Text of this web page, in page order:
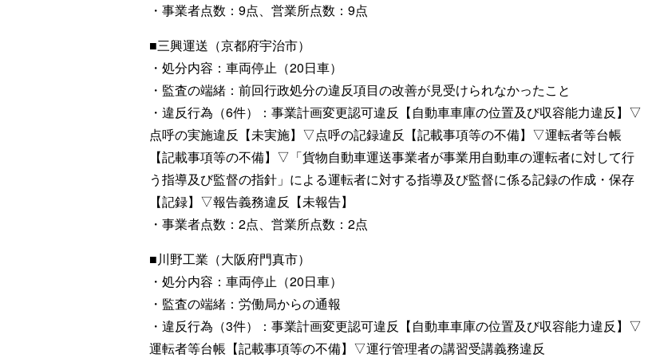
・事業者点数：9点、営業所点数：9点
■三興運送（京都府宇治市）
・処分内容：車両停止（20日車）
・監査の端緒：前回行政処分の違反項目の改善が見受けられなかったこと
・違反行為（6件）：事業計画変更認可違反【自動車車庫の位置及び収容能力違反】▽
点呼の実施違反【未実施】▽点呼の記録違反【記載事項等の不備】▽運転者等台帳
【記載事項等の不備】▽「貨物自動車運送事業者が事業用自動車の運転者に対して行
う指導及び監督の指針」による運転者に対する指導及び監督に係る記録の作成・保存
【記録】▽報告義務違反【未報告】
・事業者点数：2点、営業所点数：2点
■川野工業（大阪府門真市）
・処分内容：車両停止（20日車）
・監査の端緒：労働局からの通報
・違反行為（3件）：事業計画変更認可違反【自動車車庫の位置及び収容能力違反】▽
運転者等台帳【記載事項等の不備】▽運行管理者の講習受講義務違反